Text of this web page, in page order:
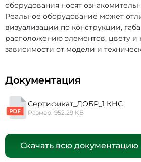
оборудования носят
Реальное оборудование может
визуализации по конструкции,
расположению элементов, цвету и
зависимости от модели и
Документация
Сертификат_ДОБР_1 КНС
Размер: 952.29 KB
Скачать всю документацию